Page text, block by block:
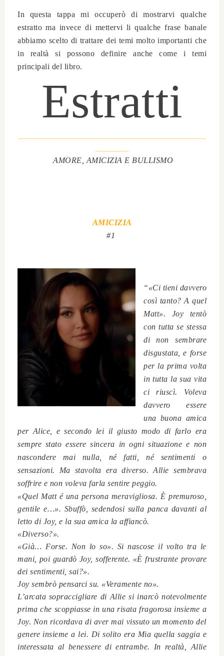
In questa tappa mi occuperò di mostrarvi qualche
estratto ma invece di mettervi li qualche frase banale
abbiamo scelto di trattare dei temi molto importanti che
in realtà si possono definire anche come i temi
principali del libro.
Estratti
AMORE, AMICIZIA E BULLISMO
AMICIZIA
#1
“«Ci tieni davvero
così tanto? A quel
Matt». Joy tentò
con tutta se stessa
di non sembrare
disgustata, e forse
per la prima volta
in tutta la sua vita
ci riuscì. Voleva
davvero essere
una buona amica
per Alice, e secondo lei il giusto modo di farlo era
sempre stato essere sincera in ogni situazione e non
nascondere mai nulla, né fatti, né sentimenti o
sensazioni. Ma stavolta era diverso. Allie sembrava
soffrire e non voleva farla sentire peggio.
«Quel Matt é una persona meravigliosa. È premuroso,
gentile e…». Sbuffò, sedendosi sulla panca davanti al
letto di Joy, e la sua amica la affiancò.
«Diverso?».
«Già… Forse. Non lo so». Si nascose il volto tra le
mani, poi guardò Joy, sofferente. «È frustrante provare
dei sentimenti, sai?».
Joy sembrò pensarci su. «Veramente no».
L’arcata sopraccigliare di Allie si inarcò notevolmente
prima che scoppiasse in una risata fragorosa insieme a
Joy. Non ricordava di aver mai vissuto un momento del
genere insieme a lei. Di solito era Mia quella saggia e
interessata al benessere di entrambe. In realtà, Allie